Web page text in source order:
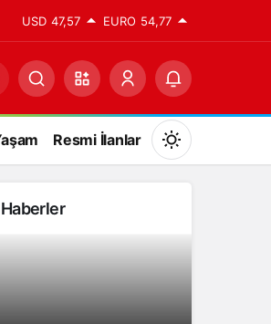
USD 47,57 EURO 54,77
Resmi İlanlar
Mod
değiştir